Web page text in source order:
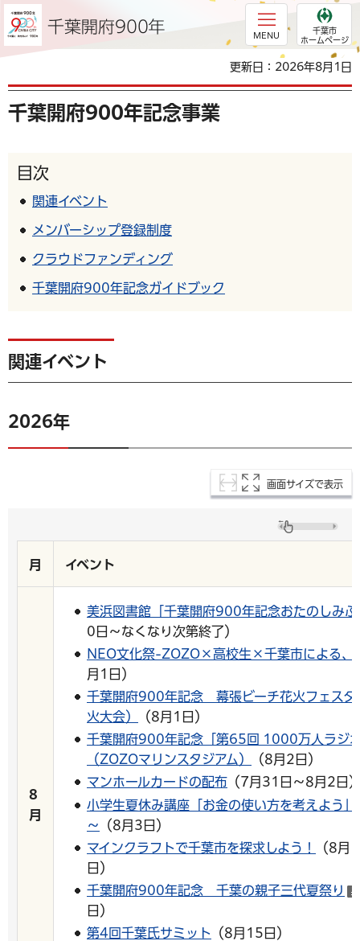
千葉
開府
900
千の
葉
刻ん
MENU
千葉市
ホームページ
更新日：2026年8月1日
千葉開府900年記念事業
目次
関連イベント
メンバーシップ登録制度
クラウドファンディング
千葉開府900年記念ガイドブック
関連イベント
2026年
画面サイズで表示
月 イベント
8
月
美浜図書館「千葉開府900年記念おたのしみぶ
0日～なくなり次第終了）
NEO文化祭-ZOZO×高校生×千葉市による、
月1日）
千葉開府900年記念 幕張ビーチ花火フェス
火大会）
（8月1日）
千葉開府900年記念「第65回 1000万人ラジ
（ZOZOマリンスタジアム）
（8月2日）
マンホールカードの配布 （7月31日～8月2日
小学生夏休み講座「お金の使い方を考えよう
～
（8月3日）
マインクラフトで千葉市を探求しよう！
（8月
日）
千葉開府900年記念 千葉の親子三代夏祭り
日）
第4回千葉氏サミット （8月15日）